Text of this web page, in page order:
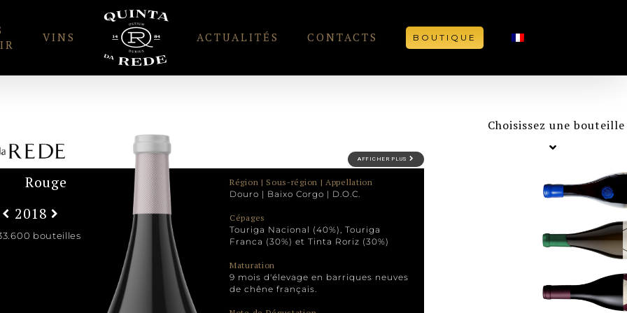
VINS ACTUALITÉS CONTACTS BOUTIQUE
2018
AFFICHER PLUS
Rouge
Région | Sous-région | Appellation
Douro | Baixo Corgo | D.O.C.
Cépages
Touriga Nacional (40%), Touriga
Franca (30%) et Tinta Roriz (30%)
Maturation
9 mois d'élevage en barriques neuves
de chêne français.
bouteilles
Choisissez une bouteille